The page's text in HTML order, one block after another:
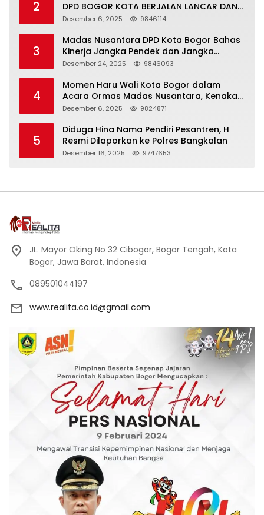
2
DPD BOGOR KOTA BERJALAN LANCAR DAN
KHIDMAT
Desember 6, 2025 9846114
3
Madas Nusantara DPD Kota Bogor Bahas
Kinerja Jangka Pendek dan Jangka
Panjang
Desember 24, 2025 9846093
4
Momen Haru Wali Kota Bogor dalam
Acara Ormas Madas Nusantara, Kenakan
Peci Hitam Tinggi sebagai Simbol
Desember 6, 2025 9824871
5
Diduga Hina Nama Pendiri Pesantren, H
Resmi Dilaporkan ke Polres Bangkalan
Desember 16, 2025 9747653
JL. Mayor Oking No 32 Cibogor, Bogor Tengah, Kota
Bogor, Jawa Barat, Indonesia
089501044197
www.realita.co.id@gmail.com